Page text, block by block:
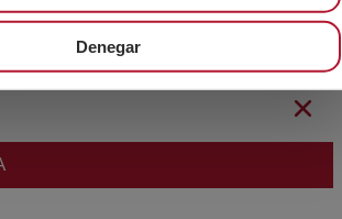
Denegar
Canal Ético